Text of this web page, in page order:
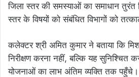
जिला स्तर की समस्याओं का समाधान तुरंत
स्तर के विषयों को संबंधित विभागों को
कलेक्टर श्री अमित कुमार ने बताया कि
निरीक्षण करना नहीं, बल्कि यह सुनिश्चित
योजनाओं का लाभ अंतिम व्यक्ति तक